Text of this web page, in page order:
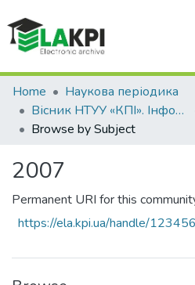
Communities & Collections
All of DSpace
Home
Наукова періодика
Вісник НТУУ «КПІ». Інформатика, управління та обчислювальна техніка
Browse by Subject
2007
Permanent URI for this
https://ela.kpi.ua/handle/